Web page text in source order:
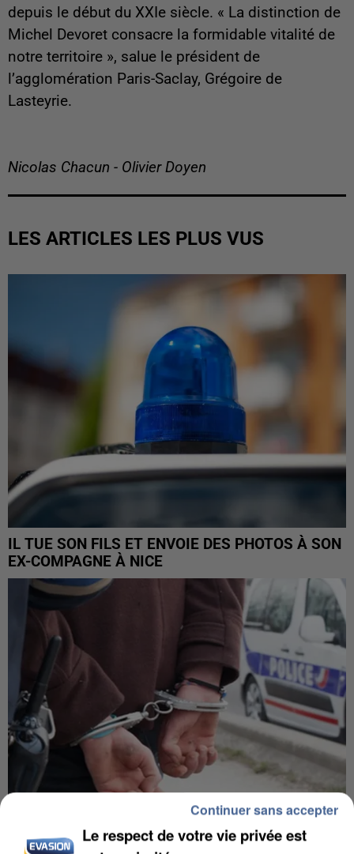
depuis le début du XXIe siècle. « La distinction de
Michel Devoret consacre la formidable vitalité de
notre territoire », salue le président de
l’agglomération Paris-Saclay, Grégoire de
Lasteyrie.
Nicolas Chacun - Olivier Doyen
LES ARTICLES LES PLUS VUS
IL TUE SON FILS ET ENVOIE DES PHOTOS À SON
EX-COMPAGNE À NICE
L’UN DES FONDATEURS SUPPOSÉS DE LA DZ
Le respect de votre vie privée est
Continuer sans accepter